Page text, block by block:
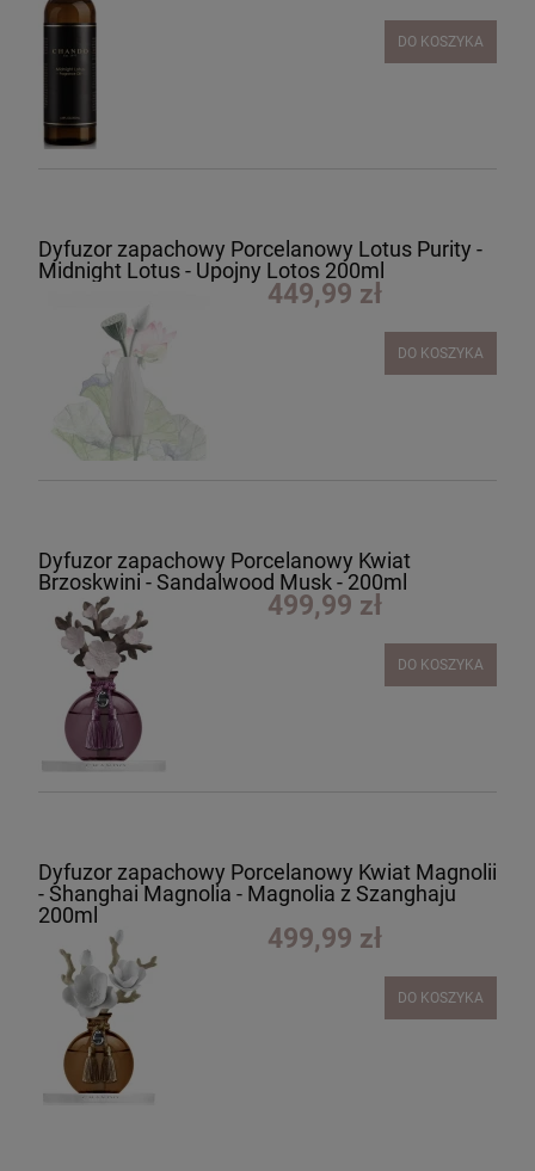
DO KOSZYKA
Dyfuzor zapachowy Porcelanowy Lotus Purity -
Midnight Lotus - Upojny Lotos 200ml
449,99 zł
DO KOSZYKA
Dyfuzor zapachowy Porcelanowy Kwiat
Brzoskwini - Sandalwood Musk - 200ml
499,99 zł
DO KOSZYKA
Dyfuzor zapachowy Porcelanowy Kwiat Magnolii
- Shanghai Magnolia - Magnolia z Szanghaju
200ml
499,99 zł
DO KOSZYKA